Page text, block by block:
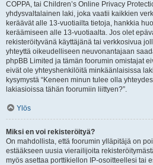
COPPA, tai Children’s Online Privacy
yhdysvaltalainen laki, joka vaatii kaikkien
keräävät alle 13-vuotiailta tietoja, hankkia
keräämiseen alle 13-vuotiaalta. Jos olet
rekisteröityvänä käyttäjänä tai verkkosivua
yhteyttä oikeudelliseen neuvonantajaan
phpBB Limited ja tämän foorumin omistajat
eivät ole yhteyshenkilöitä minkäänlaisissa
kysymystä “Keneen minun tulee olla
lakiasioissa tähän foorumiin liittyen?”.
Ylös
Miksi en voi rekisteröityä?
On mahdollista, että foorumin ylläpitäjä on
estääkseen uusia vierailijoita
myös asettaa porttikiellon IP-osoitteellesi tai